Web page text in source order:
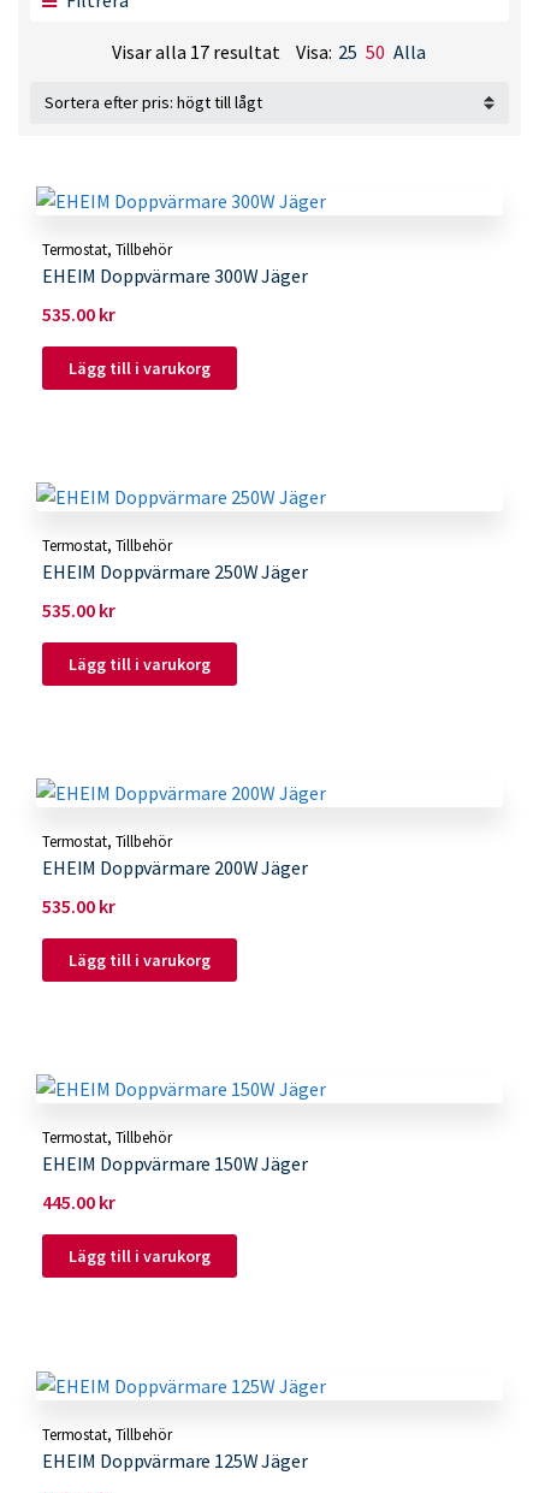
Visar alla 17 resultatSorterade
Visa: 25 50 Alla
Termostat, Tillbehör
EHEIM Doppvärmare 300W Jäger
535.00 kr
Lägg till i varukorg
Termostat, Tillbehör
EHEIM Doppvärmare 250W Jäger
535.00 kr
Lägg till i varukorg
Termostat, Tillbehör
EHEIM Doppvärmare 200W Jäger
535.00 kr
Lägg till i varukorg
Termostat, Tillbehör
EHEIM Doppvärmare 150W Jäger
445.00 kr
Lägg till i varukorg
Termostat, Tillbehör
EHEIM Doppvärmare 125W Jäger